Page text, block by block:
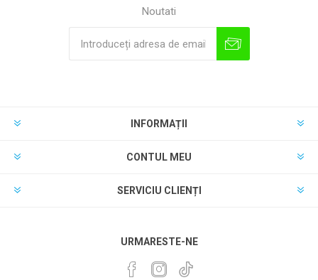
Noutati
INFORMAȚII
CONTUL MEU
SERVICIU CLIENȚI
URMARESTE-NE